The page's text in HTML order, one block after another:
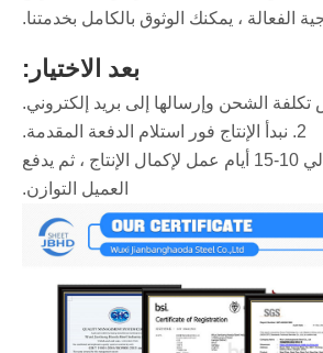
الفعالة ، يمكنك الوثوق بالكامل بخدمتنا.
بعد الاختيار:
2. نبدأ الإنتاج فور استلام الدفعة المقدمة.
3. يستغرق حوالي 10-15 أيام عمل لإكمال الإنتاج ، ثم يدفع
العميل التوازن.